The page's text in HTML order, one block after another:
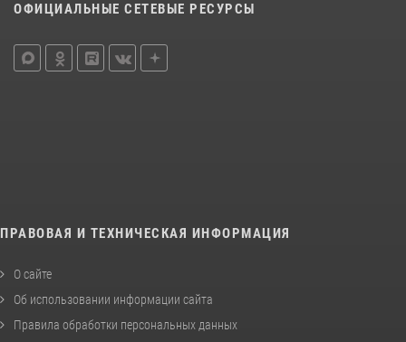
ОФИЦИАЛЬНЫЕ СЕТЕВЫЕ РЕСУРСЫ
ПРАВОВАЯ И ТЕХНИЧЕСКАЯ ИНФОРМАЦИЯ
О сайте
Об использовании информации сайта
Правила обработки персональных данных